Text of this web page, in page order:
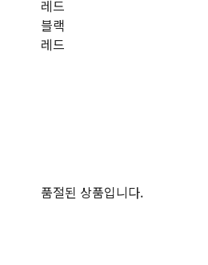
레드
블랙
레드
품절된 상품입니다.